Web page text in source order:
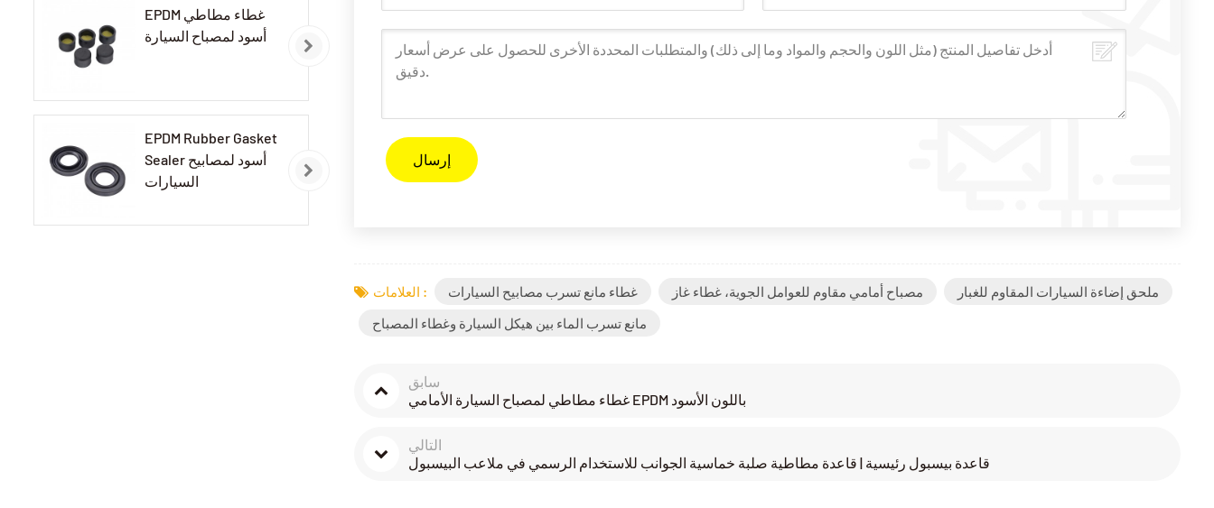
العلامات : غطاء مانع تسرب مصابيح السيارات مصباح أمامي مقاوم للعوامل الجوية، غطاء غاز
ملحق إضاءة السيارات المقاوم للغبار
مانع تسرب الماء بين هيكل السيارة وغطاء المصباح
سابق
غطاء مطاطي لمصباح السيارة الأمامي EPDM باللون الأسود
التالي
قاعدة بيسبول رئيسية | قاعدة مطاطية صلبة خماسية الجوانب للاستخدام الرسمي في ملاعب البيسبول
EPDM غطاء مطاطي
أسود لمصباح السيارة
EPDM Rubber Gasket
Sealer أسود لمصابيح
السيارات